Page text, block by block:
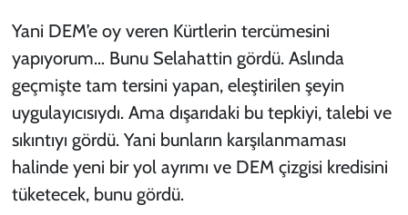
Yani DEM’e oy veren Kürtlerin tercümesini
yapıyorum… Bunu Selahattin gördü. Aslında
geçmişte tam tersini yapan, eleştirilen şeyin
uygulayıcısıydı. Ama dışarıdaki bu tepkiyi, talebi ve
sıkıntıyı gördü. Yani bunların karşılanmaması
halinde yeni bir yol ayrımı ve DEM çizgisi kredisini
tüketecek, bunu gördü.